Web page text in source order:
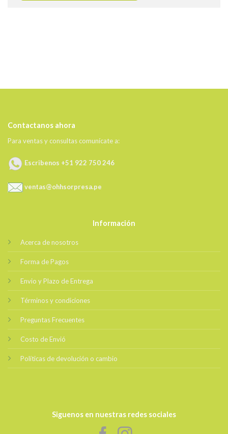
Contactanos ahora
Para ventas y consultas comunícate a:
Escribenos +51 922 750 246
ventas@ohhsorpresa.pe
Información
Acerca de nosotros
Forma de Pagos
Envio y Plazo de Entrega
Términos y condiciones
Preguntas Frecuentes
Costo de Envió
Políticas de devolución o cambio
Siguenos en nuestras redes sociales